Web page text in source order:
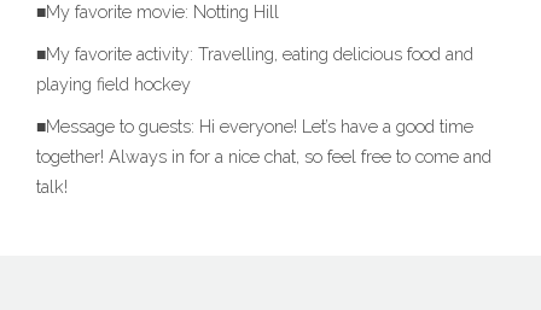
■My favorite movie: Notting Hill
■My favorite activity: Travelling, eating delicious food and
playing field hockey
■Message to guests: Hi everyone! Let’s have a good time
together! Always in for a nice chat, so feel free to come and
talk!